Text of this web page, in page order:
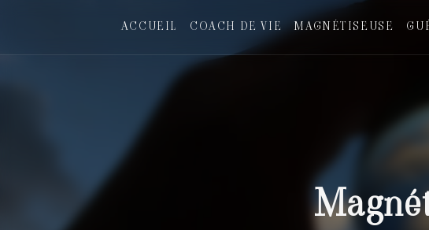
ACCUEIL COACH DE VIE MAGNÉTISEUSE